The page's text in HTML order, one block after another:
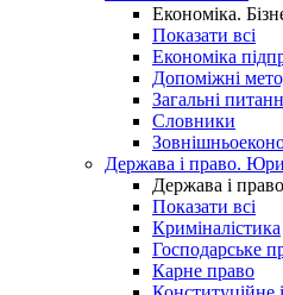
Економіка.
Показати всі
Економіка
Допоміжні
Загальні
Словники
Держава і право.
Держава і
Показати всі
Криміналістика
Господарське
Карне право